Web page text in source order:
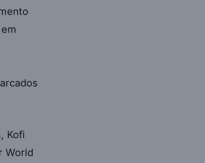
Kofi
World